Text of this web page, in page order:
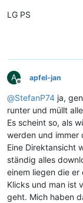
LG PS
A
Offline
apfel-jan
@StefanP74 ja,
runter und müllt
Es scheint so, als
werden und immer
Eine Direktansicht
ständig alles
einem liegen die
Klicks und man ist
geht. Mich haben